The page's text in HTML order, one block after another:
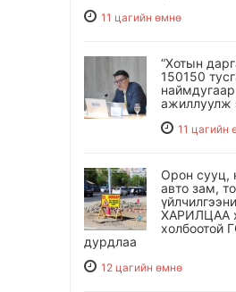
11 цагийн өмнө
“Хотын
150150
ажиллуулж
11 цагийн
Орон сууц,
авто зам,
ХАРИЛЦАА
холбоотой
дурдлаа
12 цагийн өмнө